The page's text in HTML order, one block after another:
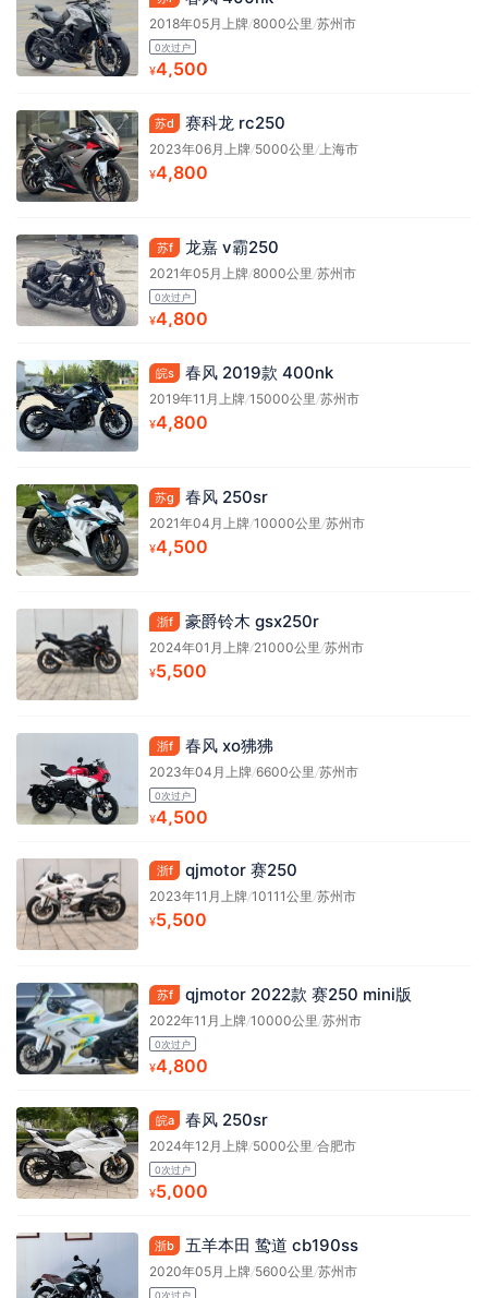
2018年05月上牌/8000公里 /苏州市
0次过户
¥4,500
苏d 赛科龙 rc250
2023年06月上牌/5000公里 /上海市
¥4,800
苏f 龙嘉 v霸250
2021年05月上牌/8000公里 /苏州市
0次过户
¥4,800
皖s 春风 2019款 400nk
2019年11月上牌/15000公里 /苏州市
¥4,800
苏g 春风 250sr
2021年04月上牌/10000公里 /苏州市
¥4,500
浙f 豪爵铃木 gsx250r
2024年01月上牌/21000公里 /苏州市
¥5,500
浙f 春风 xo狒狒
2023年04月上牌/6600公里 /苏州市
0次过户
¥4,500
浙f qjmotor 赛250
2023年11月上牌/10111公里/苏州市
¥5,500
苏f qjmotor 2022款 赛250 mini版
2022年11月上牌/10000公里/苏州市
0次过户
¥4,800
皖a 春风 250sr
2024年12月上牌/5000公里/合肥市
0次过户
¥5,000
浙b 五羊本田 鸷道 cb190ss
2020年05月上牌/5600公里/苏州市
0次过户